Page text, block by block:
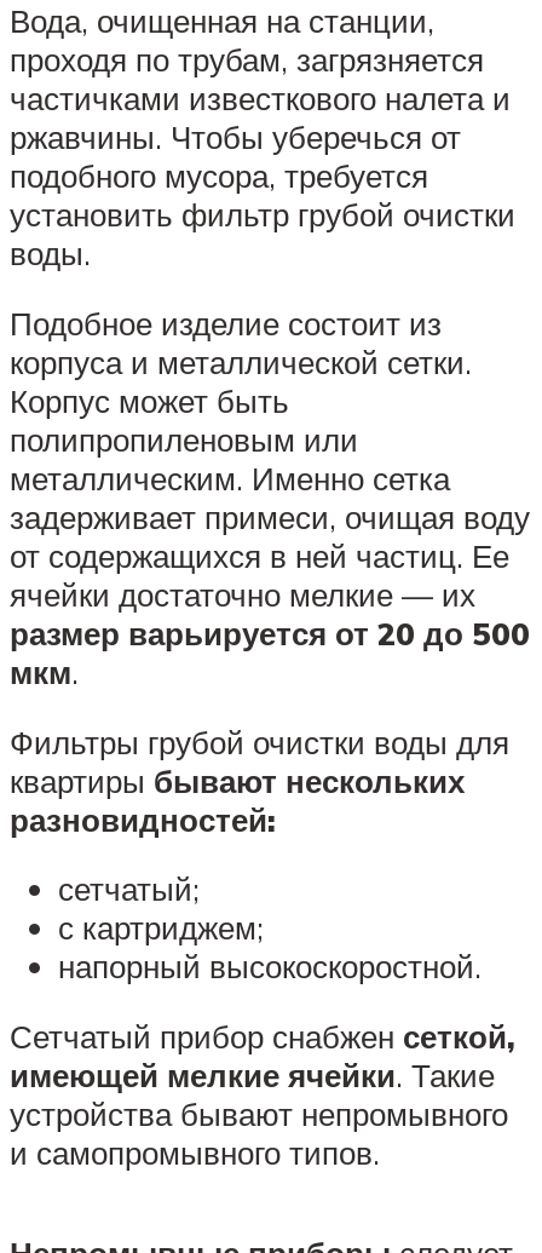
Вода, очищенная на станции,
проходя по трубам, загрязняется
частичками известкового налета и
ржавчины. Чтобы уберечься от
подобного мусора, требуется
установить фильтр грубой очистки
воды.
Подобное изделие состоит из
корпуса и металлической сетки.
Корпус может быть
полипропиленовым или
металлическим. Именно сетка
задерживает примеси, очищая воду
от содержащихся в ней частиц. Ее
ячейки достаточно мелкие — их
размер варьируется от 20 до 500
мкм.
Фильтры грубой очистки воды для
квартиры бывают нескольких
разновидностей:
сетчатый;
с картриджем;
напорный высокоскоростной.
Сетчатый прибор снабжен сеткой,
имеющей мелкие ячейки. Такие
устройства бывают непромывного
и самопромывного типов.